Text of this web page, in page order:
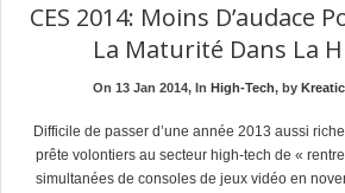
CES 2014: Moins D’audace
La Maturité Dans La
On 13 Jan 2014, In High-Tech, by Kreatic
Difficile de passer d’une année 2013 aussi
prête volontiers au secteur high-tech de «
simultanées de consoles de jeux vidéo en